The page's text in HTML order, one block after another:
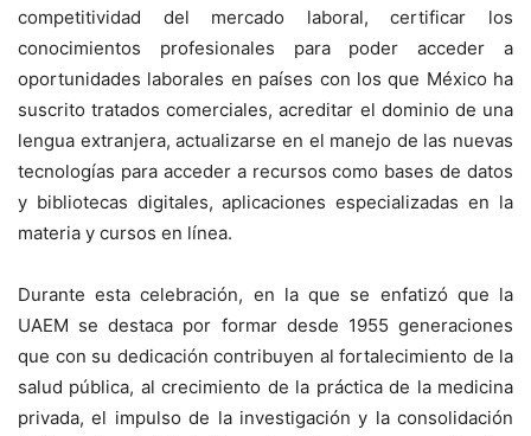
competitividad del mercado laboral, certificar los
conocimientos profesionales para poder acceder a
oportunidades laborales en países con los que México ha
suscrito tratados comerciales, acreditar el dominio de una
lengua extranjera, actualizarse en el manejo de las nuevas
tecnologías para acceder a recursos como bases de datos
y bibliotecas digitales, aplicaciones especializadas en la
materia y cursos en línea.
Durante esta celebración, en la que se enfatizó que la
UAEM se destaca por formar desde 1955 generaciones
que con su dedicación contribuyen al fortalecimiento de la
salud pública, al crecimiento de la práctica de la medicina
privada, el impulso de la investigación y la consolidación